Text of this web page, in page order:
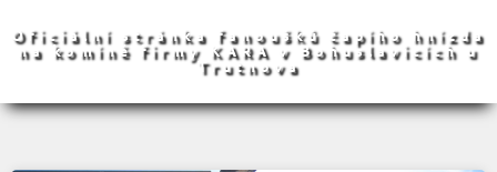
Oficiální stránka fanoušků čapího hnízda
na komíně firmy KARA v Bohuslavicích u
Trutnova